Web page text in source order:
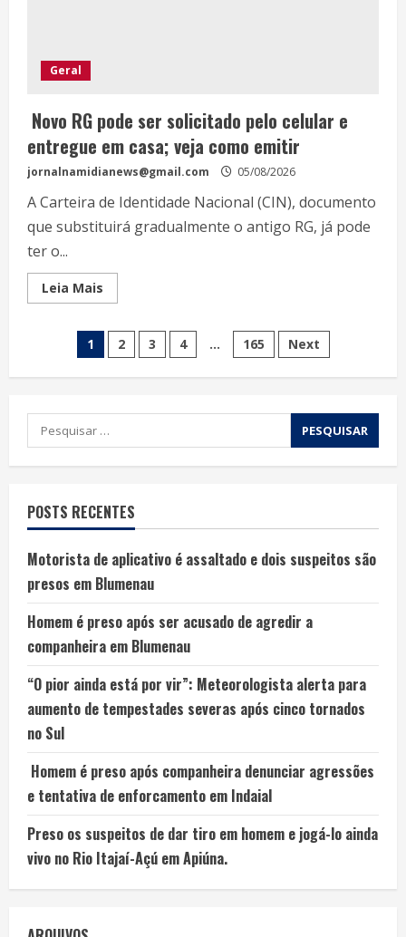
Geral
Novo RG pode ser solicitado pelo celular e
entregue em casa; veja como emitir
jornalnamidianews@gmail.com 05/08/2026
A Carteira de Identidade Nacional (CIN), documento
que substituirá gradualmente o antigo RG, já pode
ter o...
Leia Mais
1 2 3 4 … 165 Next
POSTS RECENTES
Motorista de aplicativo é assaltado e dois suspeitos são
presos em Blumenau
Homem é preso após ser acusado de agredir a
companheira em Blumenau
“O pior ainda está por vir”: Meteorologista alerta para
aumento de tempestades severas após cinco tornados
no Sul
Homem é preso após companheira denunciar agressões
e tentativa de enforcamento em Indaial
Preso os suspeitos de dar tiro em homem e jogá-lo ainda
vivo no Rio Itajaí-Açú em Apiúna.